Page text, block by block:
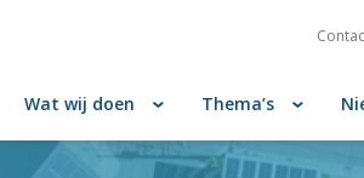
Wat wij doen Thema’s